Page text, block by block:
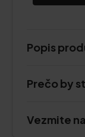
Popis
Prečo by
Vezmite